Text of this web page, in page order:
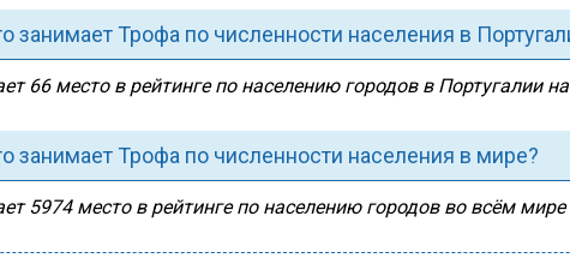
занимает Трофа по численности населения в
66 место в рейтинге по населению городов в Португалии
занимает Трофа по численности населения в мире?
5974 место в рейтинге по населению городов во всём мире